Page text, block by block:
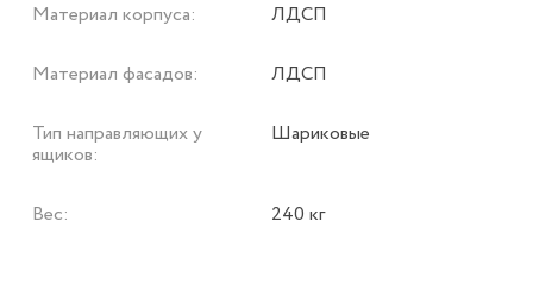
Материал корпуса: ЛДСП
Материал фасадов: ЛДСП
Тип направляющих у
ящиков:
Шариковые
Вес: 240 кг